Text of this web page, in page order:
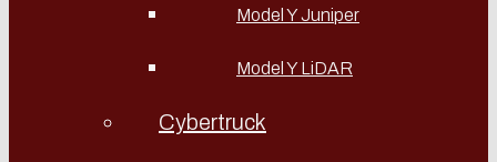
Model Y Juniper
Model Y LiDAR
Cybertruck